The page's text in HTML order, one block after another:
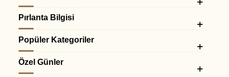
Pırlanta Bilgisi
Popüler Kategoriler
Özel Günler